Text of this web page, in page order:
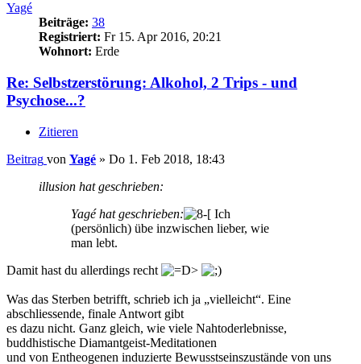
Yagé
Beiträge: 38
Registriert: Fr 15. Apr 2016, 20:21
Wohnort: Erde
Re: Selbstzerstörung: Alkohol, 2 Trips - und
Psychose...?
Zitieren
Beitrag von Yagé » Do 1. Feb 2018, 18:43
illusion hat geschrieben:
Yagé hat geschrieben:
Ich
(persönlich) übe inzwischen lieber, wie
man lebt.
Damit hast du allerdings recht
Was das Sterben betrifft, schrieb ich ja „vielleicht“. Eine
abschliessende, finale Antwort gibt
es dazu nicht. Ganz gleich, wie viele Nahtoderlebnisse,
buddhistische Diamantgeist-Meditationen
und von Entheogenen induzierte Bewusstseinszustände von uns